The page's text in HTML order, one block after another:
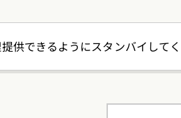
供できるようにスタンバイしてく